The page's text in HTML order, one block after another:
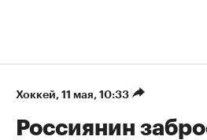
Хоккей⁠, 11 мая, 10:33
Россиянин